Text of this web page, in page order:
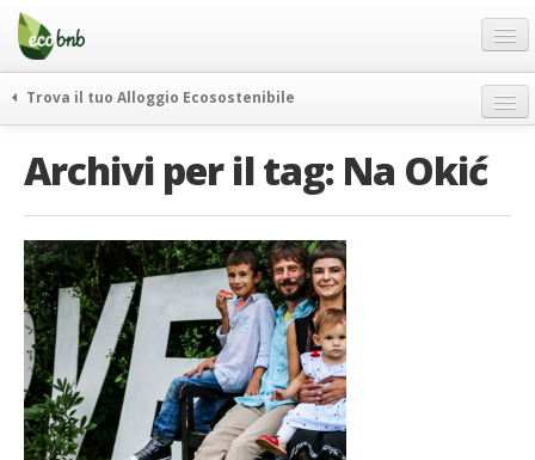
Menu
Salta
contenuto
Offerte Speciali
Regali
FAQ
Chi Siamo
Partner
Contatti
Italiano
German
Trova il tuo Alloggio Ecosostenibile
itinerari
vivere e viaggiare verde
news ed eventi
ecohotel
rassegna stampa
Archivi per il tag: Na Okić